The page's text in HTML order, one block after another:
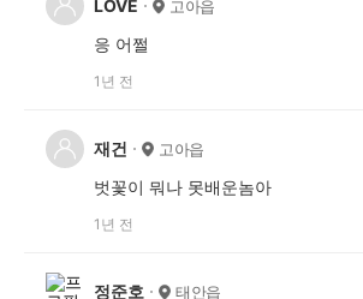
LOVE 고아읍
응 어쩔
1년 전
재건 고아읍
벗꽃이 뭐나 못배운놈아
1년 전
정준호 태안읍